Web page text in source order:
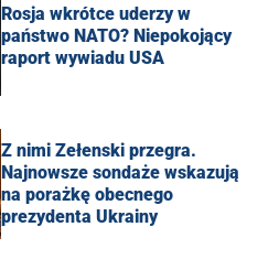
Rosja wkrótce uderzy w
państwo NATO? Niepokojący
raport wywiadu USA
Z nimi Zełenski przegra.
Najnowsze sondaże wskazują
na porażkę obecnego
prezydenta Ukrainy